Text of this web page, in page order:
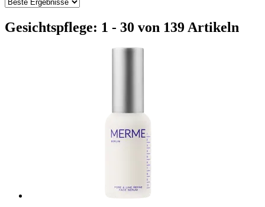
Gesichtspflege: 1 - 30 von 139 Artikeln